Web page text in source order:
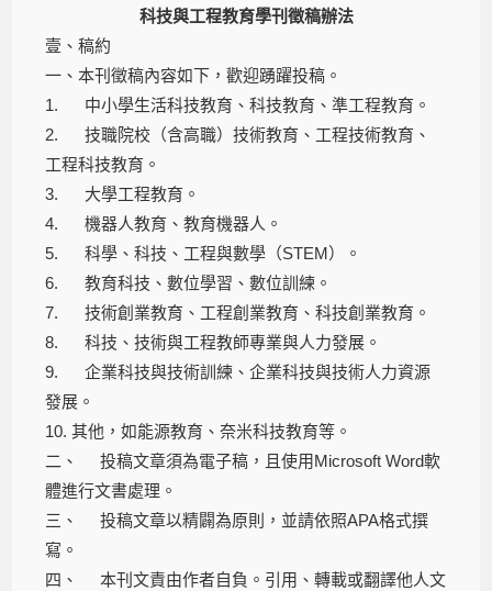
科技與工程教育學刊徵稿辦法
壹、稿約
一、本刊徵稿內容如下，歡迎踴躍投稿。
1. 中小學生活科技教育、科技教育、準工程教育。
2. 技職院校（含高職）技術教育、工程技術教育、
工程科技教育。
3. 大學工程教育。
4. 機器人教育、教育機器人。
5. 科學、科技、工程與數學（STEM）。
6. 教育科技、數位學習、數位訓練。
7. 技術創業教育、工程創業教育、科技創業教育。
8. 科技、技術與工程教師專業與人力發展。
9. 企業科技與技術訓練、企業科技與技術人力資源
發展。
10. 其他，如能源教育、奈米科技教育等。
二、 投稿文章須為電子稿，且使用Microsoft Word軟
體進行文書處理。
三、 投稿文章以精闢為原則，並請依照APA格式撰
寫。
四、 本刊文責由作者自負。引用、轉載或翻譯他人文